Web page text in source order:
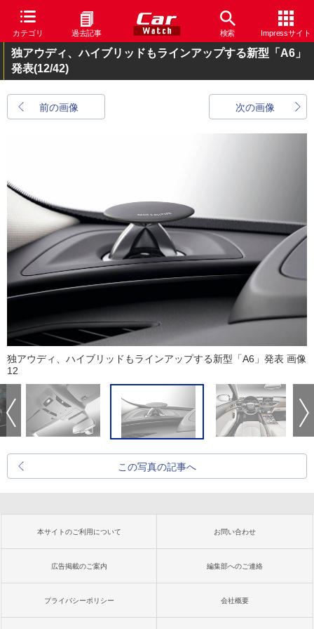
カテゴリ 過去記事 検索 Impressサイト
独アウディ、ハイブリッドもラインアップする新型「A6」
発表(12/42)
前の画像 次の画像
独アウディ、ハイブリッドもラインアップする新型「A6」発表 画像
12
この写真の記事へ
本サイトのご利用について お問い合わせ
広告掲載のご案内 編集部へのご連絡
プライバシーポリシー 会社概要